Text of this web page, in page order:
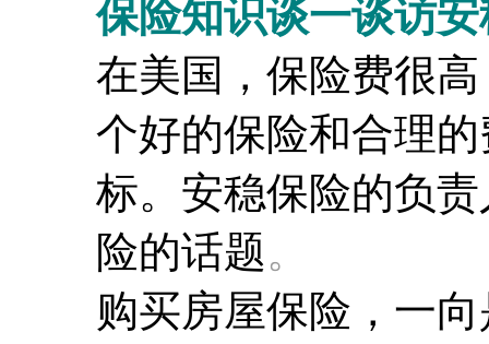
保险知识谈一谈访
在美国，保险费很
个好的保险和合理
标。安稳保险的负
险的话题。
购买房屋保险，一